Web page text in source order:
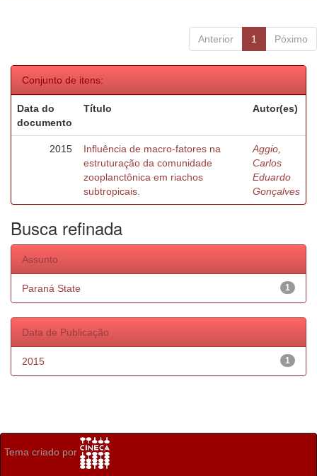
Anterior 1 Póximo
Conjunto de itens:
Data do
documento
Título Autor(es)
2015
Influência de macro-fatores na
estruturação da comunidade
zooplanctônica em riachos
subtropicais.
Aggio,
Carlos
Eduardo
Gonçalves
Busca refinada
Assunto
1
Paraná State
Data de Publicação
1
2015
Tema criado por